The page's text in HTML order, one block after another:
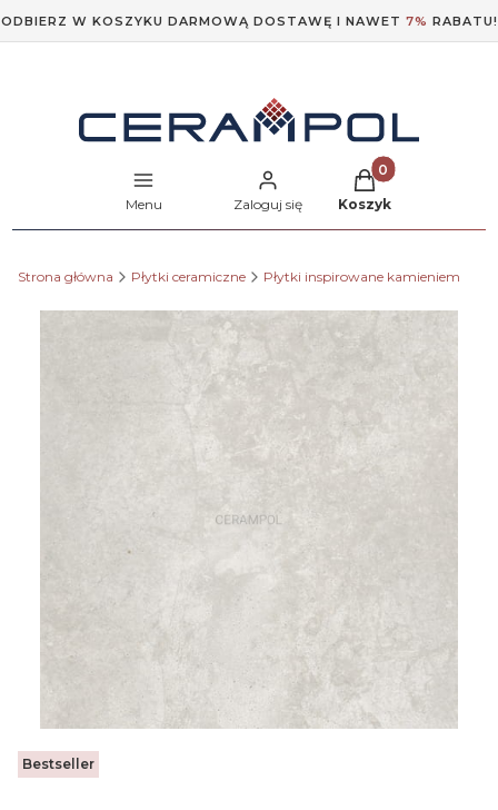
ODBIERZ W KOSZYKU DARMOWĄ DOSTAWĘ I NAWET 7% RABATU!
Menu Zaloguj się
Produkty w
Koszyk
Strona główna Płytki ceramiczne Płytki inspirowane kamieniem
Etykiety
Bestseller